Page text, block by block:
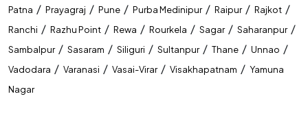
Patna / Prayagraj / Pune / Purba Medinipur / Raipur / Rajkot /
Ranchi / Razhu Point / Rewa / Rourkela / Sagar / Saharanpur /
Sambalpur / Sasaram / Siliguri / Sultanpur / Thane / Unnao /
Vadodara / Varanasi / Vasai-Virar / Visakhapatnam / Yamuna
Nagar